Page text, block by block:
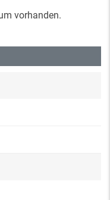
vorhanden.